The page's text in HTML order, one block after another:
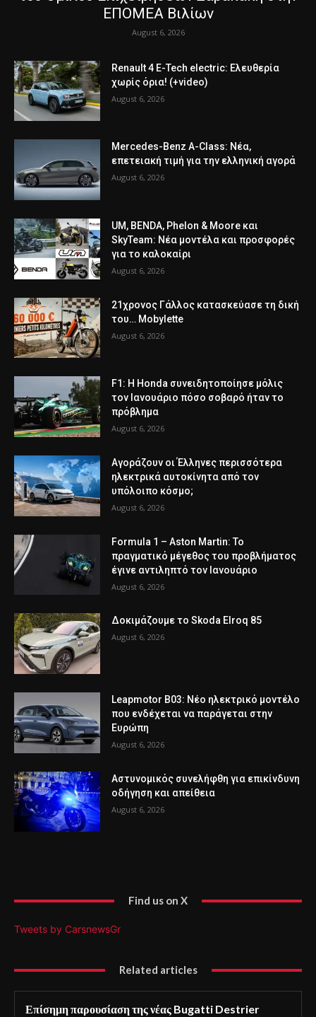
ΕΠΟΜΕΑ Βιλίων
August 6, 2026
Renault 4 E-Tech electric: Ελευθερία
χωρίς όρια! (+video)
August 6, 2026
Mercedes-Benz A-Class: Νέα,
επετειακή τιμή για την ελληνική αγορά
August 6, 2026
UM, BENDA, Phelon & Moore και
SkyTeam: Νέα μοντέλα και προσφορές
για το καλοκαίρι
August 6, 2026
21χρονος Γάλλος κατασκεύασε τη δική
του… Mobylette
August 6, 2026
F1: Η Honda συνειδητοποίησε μόλις
τον Ιανουάριο πόσο σοβαρό ήταν το
πρόβλημα
August 6, 2026
Αγοράζουν οι Έλληνες περισσότερα
ηλεκτρικά αυτοκίνητα από τον
υπόλοιπο κόσμο;
August 6, 2026
Formula 1 – Aston Martin: Το
πραγματικό μέγεθος του προβλήματος
έγινε αντιληπτό τον Ιανουάριο
August 6, 2026
Δοκιμάζουμε το Skoda Elroq 85
August 6, 2026
Leapmotor B03: Νέο ηλεκτρικό μοντέλο
που ενδέχεται να παράγεται στην
Ευρώπη
August 6, 2026
Αστυνομικός συνελήφθη για επικίνδυνη
οδήγηση και απείθεια
August 6, 2026
Find us on X
Tweets by CarsnewsGr
Related articles
Επίσημη παρουσίαση της νέας Bugatti Destrier